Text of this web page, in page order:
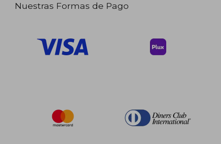
Nuestras Formas de Pago